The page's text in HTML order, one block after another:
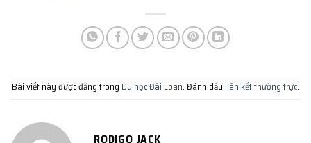
Bài viết này được đăng trong Du học Đài Loan. Đánh dấu liên kết thường trực.
RODIGO JACK